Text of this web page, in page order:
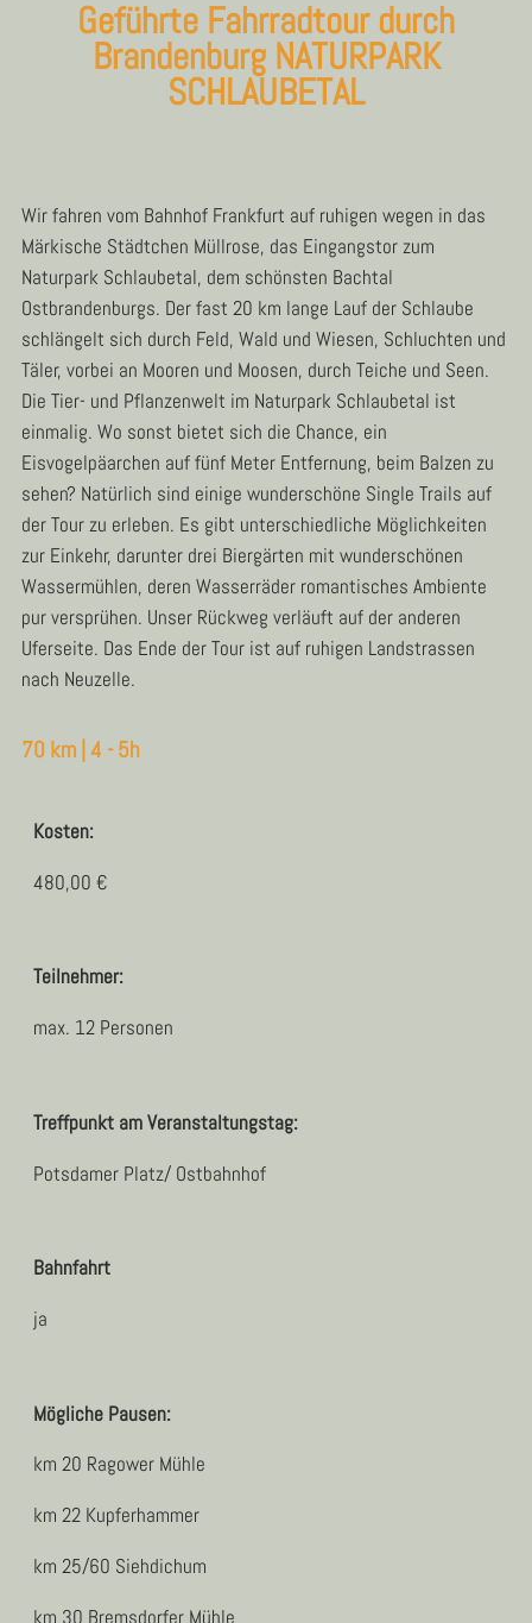
Geführte Fahrradtour durch
Brandenburg NATURPARK
SCHLAUBETAL​
Wir fahren vom Bahnhof Frankfurt auf ruhigen wegen in das
Märkische Städtchen Müllrose, das Eingangstor zum
Naturpark Schlaubetal, dem schönsten Bachtal
Ostbrandenburgs. Der fast 20 km lange Lauf der Schlaube
schlängelt sich durch Feld, Wald und Wiesen, Schluchten und
Täler, vorbei an Mooren und Moosen, durch Teiche und Seen.
Die Tier- und Pflanzenwelt im Naturpark Schlaubetal ist
einmalig. Wo sonst bietet sich die Chance, ein
Eisvogelpäarchen auf fünf Meter Entfernung, beim Balzen zu
sehen? Natürlich sind einige wunderschöne Single Trails auf
der Tour zu erleben. Es gibt unterschiedliche Möglichkeiten
zur Einkehr, darunter drei Biergärten mit wunderschönen
Wassermühlen, deren Wasserräder romantisches Ambiente
pur versprühen. Unser Rückweg verläuft auf der anderen
Uferseite. Das Ende der Tour ist auf ruhigen Landstrassen
nach Neuzelle.
70 km | 4 - 5h
Kosten:
480,00 €
Teilnehmer:
max. 12 Personen
Treffpunkt am Veranstaltungstag:
Potsdamer Platz/ Ostbahnhof
Bahnfahrt
ja
Mögliche Pausen:
km 20 Ragower Mühle
km 22 Kupferhammer
km 25/60 Siehdichum
km 30 Bremsdorfer Mühle